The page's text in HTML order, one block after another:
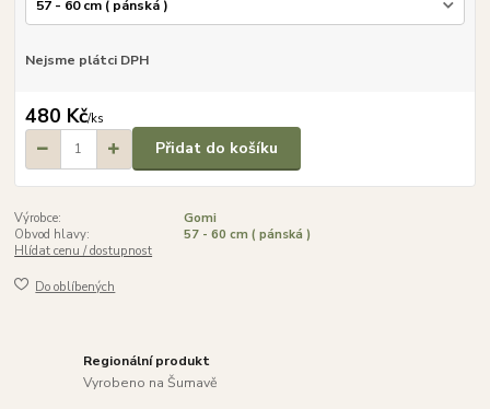
Nejsme plátci DPH
480 Kč/ks
Přidat do košíku
Výrobce:
Gomi
Obvod hlavy:
57 - 60 cm ( pánská )
Hlídat cenu / dostupnost
Do oblíbených
Regionální produkt
Vyrobeno na Šumavě